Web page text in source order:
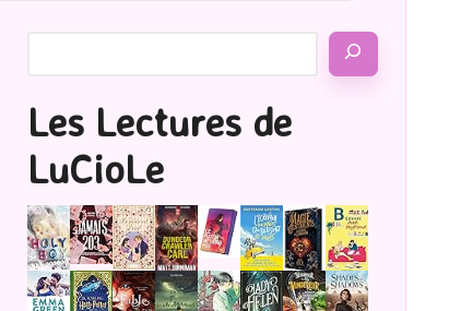
Les Lectures de
LuCioLe